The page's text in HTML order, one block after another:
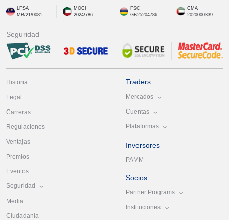
LFSA
MB/21/0081
MOCI
2024/786
FSC
GB25204786
CMA
2020000339
Seguridad
Historia
Legal
Carreras
Regulaciones
Ventajas
Premios
Eventos
Seguridad
Media
Ciudadanía
Traders
Mercados
Cuentas
Plataformas
Inversores
PAMM
Socios
Partner Programs
Instituciones